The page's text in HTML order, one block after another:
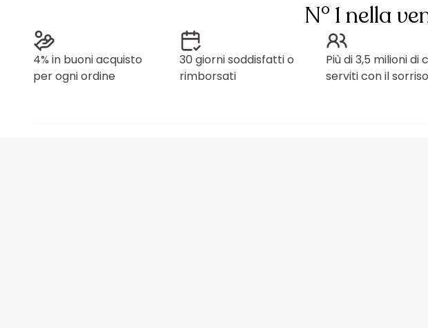
N° 1 nella
4% in buoni acquisto
per ogni ordine
30 giorni soddisfatti o
rimborsati
Più di 3,5 milioni di
serviti con il sorriso